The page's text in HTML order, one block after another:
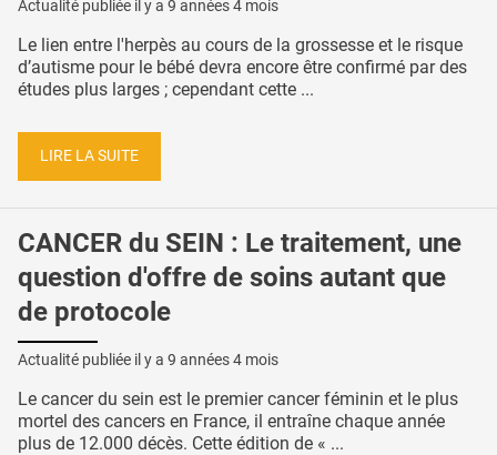
Actualité publiée il y a 9 années 4 mois
Le lien entre l'herpès au cours de la grossesse et le risque
d’autisme pour le bébé devra encore être confirmé par des
études plus larges ; cependant cette ...
LIRE LA SUITE
CANCER du SEIN : Le traitement, une
question d'offre de soins autant que
de protocole
Actualité publiée il y a 9 années 4 mois
Le cancer du sein est le premier cancer féminin et le plus
mortel des cancers en France, il entraîne chaque année
plus de 12.000 décès. Cette édition de « ...